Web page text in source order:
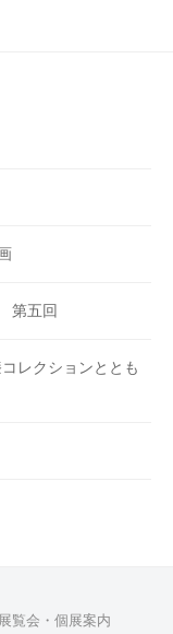
第五回
レクションととも
展覧会・個展案内